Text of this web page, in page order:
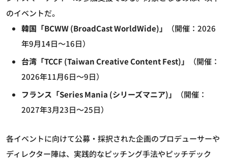
のイベントだ。
韓国「BCWW (BroadCast WorldWide)」
（開催：2026
年9月14日～16日）
台湾「TCCF (Taiwan Creative Content Fest)」
（開催：
2026年11月6日～9日）
フランス「Series Mania (シリーズマニア)」
（開催：
2027年3月23日～25日）
各イベントに向けて公募・採択された企画のプロデューサーや
ディレクター陣は、実践的なピッチング手法やピッチデック